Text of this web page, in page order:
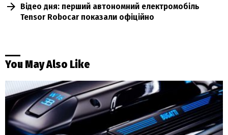
Відео дня: перший автономний електромобіль
Tensor Robocar показали офіційно
You May Also Like